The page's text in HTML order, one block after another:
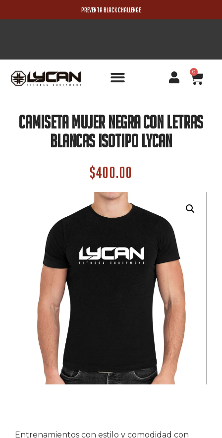
PREVENTA BLACK CHALLENGE
0
Camiseta Mujer Negra con letras
blancas Isotipo Lycan
$400.00
Entrenamientos con estilo y comodidad con